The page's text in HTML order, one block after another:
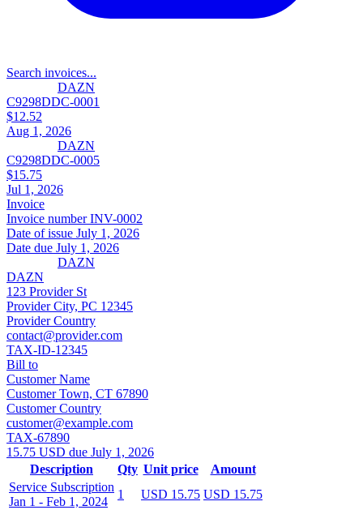
Search invoices...
DAZN
C9298DDC-0001
$12.52
Aug 1, 2026
DAZN
C9298DDC-0005
$15.75
Jul 1, 2026
Invoice
Invoice numberINV-0002
Date of issue July 1, 2026
Date due July 1, 2026
DAZN
DAZN
123 Provider St
Provider City, PC 12345
Provider Country
contact@provider.com
TAX-ID-12345
Bill to
Customer Name
Customer Town, CT 67890
Customer Country
customer@example.com
TAX-67890
15.75 USD due July 1, 2026
Description
Qty Unit price
Amount
Service Subscription
Jan 1 - Feb 1, 2024
1 USD 15.75 USD 15.75